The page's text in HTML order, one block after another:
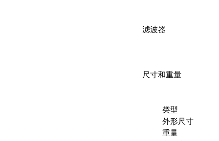
滤波器
尺寸和重量
类型
外形尺寸
重量